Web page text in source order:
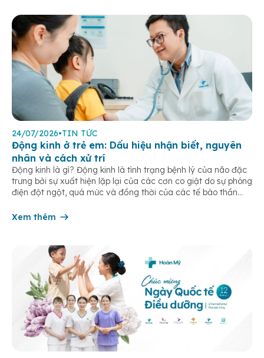
24/07/2026•TIN TỨC
Động kinh ở trẻ em: Dấu hiệu nhận biết, nguyên
nhân và cách xử trí
Động kinh là gì? Động kinh là tình trạng bệnh lý của não đặc
trưng bởi sự xuất hiện lặp lại của các cơn co giật do sự phóng
điện đột ngột, quá mức và đồng thời của các tế bào thần
Xem thêm